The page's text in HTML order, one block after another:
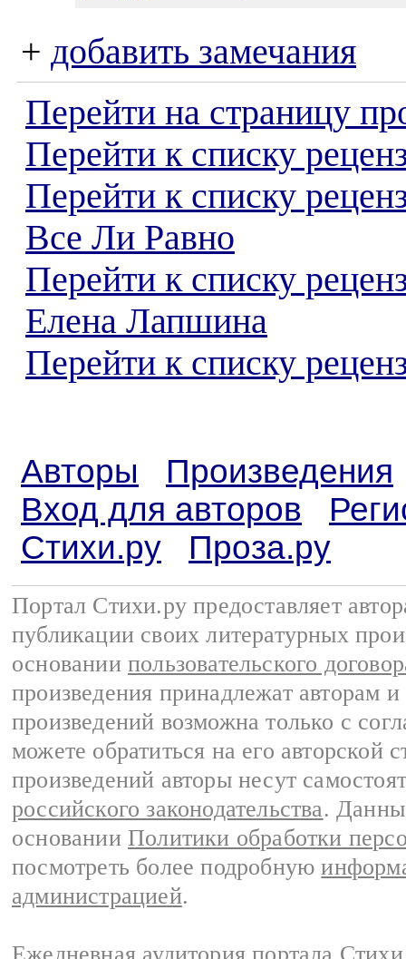
+ добавить замечания
Перейти на страницу
Перейти к списку
Перейти к списку
Все Ли Равно
Перейти к списку
Елена Лапшина
Перейти к списку
Авторы
Произведения
Вход для авторов
Стихи.ру
Проза.ру
Портал Стихи.ру предоставляет
публикации своих литературных
основании пользовательского
произведения принадлежат авторам
произведений возможна только с
можете обратиться на его авторской
произведений авторы несут
российского законодательства.
основании Политики обработки
посмотреть более подробную
администрацией.
Ежедневная аудитория портала